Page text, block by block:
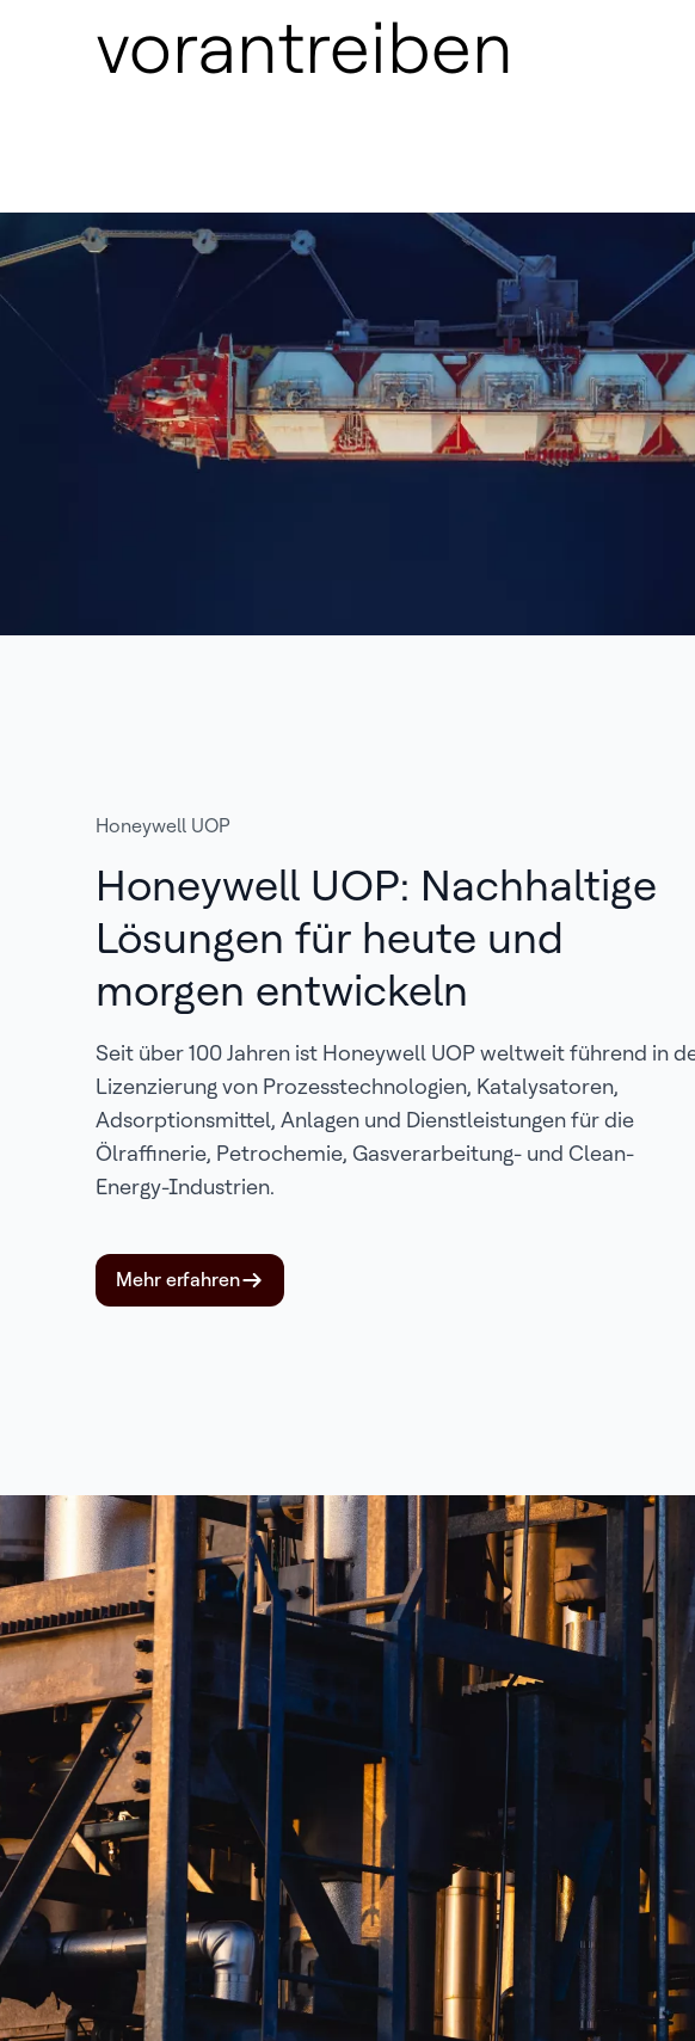
vorantreiben
Honeywell UOP
Honeywell UOP: Nachhaltige
Lösungen für heute und
morgen entwickeln
Seit über 100 Jahren ist Honeywell UOP weltweit führend in
Lizenzierung von Prozesstechnologien, Katalysatoren,
Adsorptionsmittel, Anlagen und Dienstleistungen für die
Ölraffinerie, Petrochemie, Gasverarbeitung- und Clean-
Energy-Industrien.
Mehr erfahren